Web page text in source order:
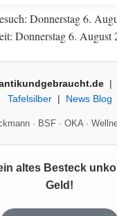
Donnerstag 6.
Donnerstag 6. August
|
Tafelsilber| News Blog
· BSF· OKA·
altes Besteck
Geld!